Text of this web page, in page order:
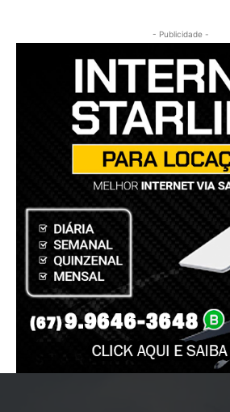
- Publicidade -